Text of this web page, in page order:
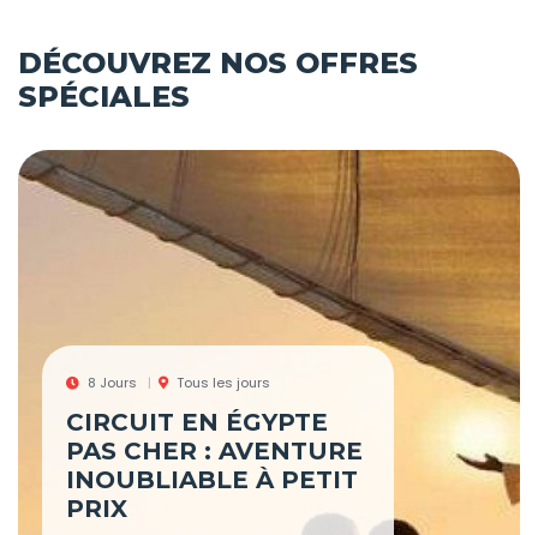
DÉCOUVREZ NOS OFFRES
SPÉCIALES
8 Jours Tous les jours
CIRCUIT EN ÉGYPTE
PAS CHER : AVENTURE
INOUBLIABLE À PETIT
PRIX